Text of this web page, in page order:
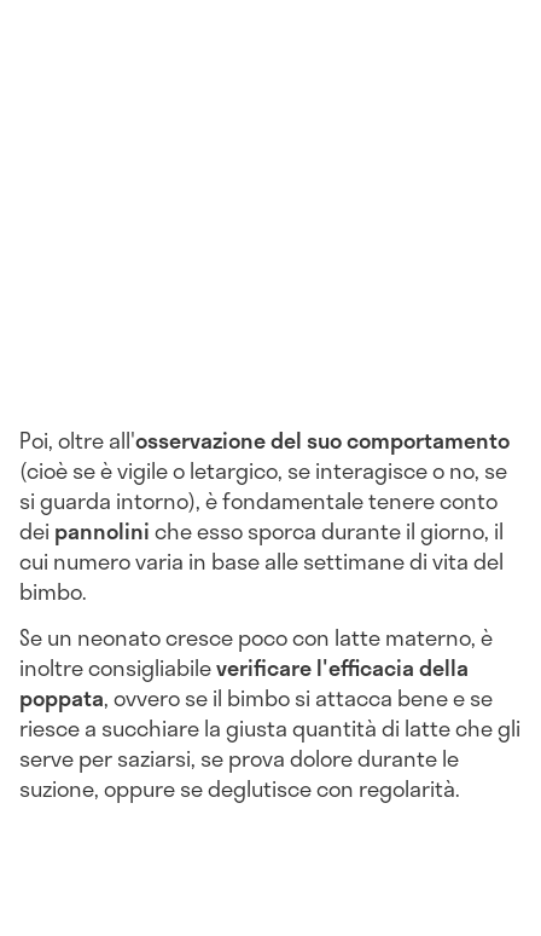
Poi, oltre all'osservazione del suo comportamento
(cioè se è vigile o letargico, se interagisce o no, se
si guarda intorno), è fondamentale tenere conto
dei pannoliniche esso sporca durante il giorno, il
cui numero varia in base alle settimane di vita del
bimbo.
Se un neonato cresce poco con latte materno, è
inoltre consigliabileverificare l'efficacia della
poppata, ovvero se il bimbo si attacca bene e se
riesce a succhiare la giusta quantità di latte che gli
serve per saziarsi, se prova dolore durante le
suzione, oppure se deglutisce con regolarità.